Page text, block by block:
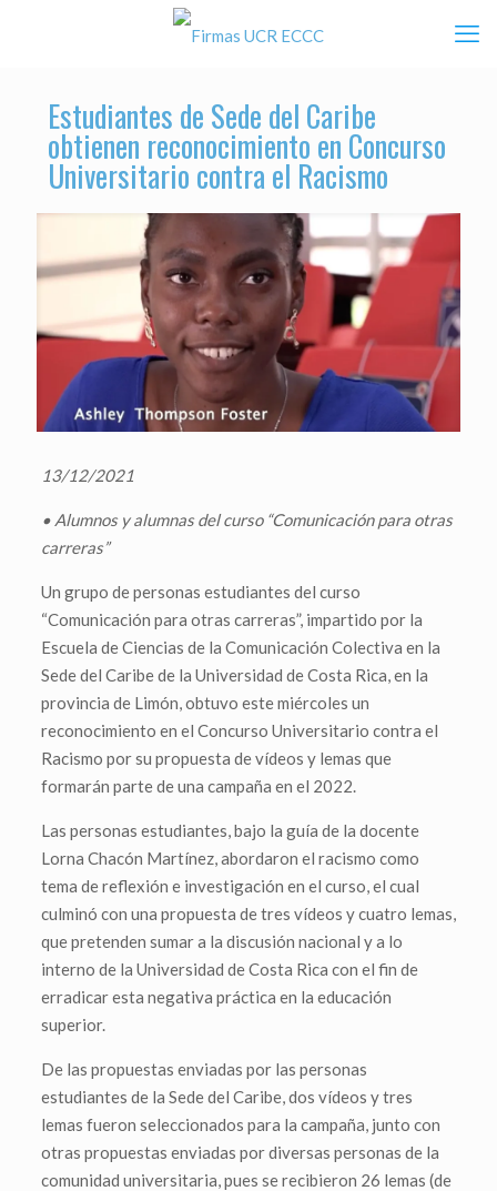
Estudiantes de Sede del Caribe
obtienen reconocimiento en Concurso
Universitario contra el Racismo
13/12/2021
• Alumnos y alumnas del curso “Comunicación para otras
carreras”
Un grupo de personas estudiantes del curso
“Comunicación para otras carreras”, impartido por la
Escuela de Ciencias de la Comunicación Colectiva en la
Sede del Caribe de la Universidad de Costa Rica, en la
provincia de Limón, obtuvo este miércoles un
reconocimiento en el Concurso Universitario contra el
Racismo por su propuesta de vídeos y lemas que
formarán parte de una campaña en el 2022.
Las personas estudiantes, bajo la guía de la docente
Lorna Chacón Martínez, abordaron el racismo como
tema de reflexión e investigación en el curso, el cual
culminó con una propuesta de tres vídeos y cuatro lemas,
que pretenden sumar a la discusión nacional y a lo
interno de la Universidad de Costa Rica con el fin de
erradicar esta negativa práctica en la educación
superior.
De las propuestas enviadas por las personas
estudiantes de la Sede del Caribe, dos vídeos y tres
lemas fueron seleccionados para la campaña, junto con
otras propuestas enviadas por diversas personas de la
comunidad universitaria, pues se recibieron 26 lemas (de